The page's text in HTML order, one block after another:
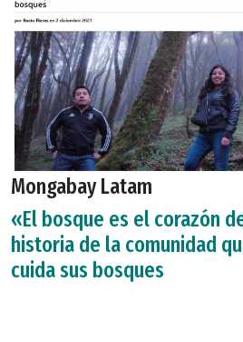
Mongabay Latam
«El bosque es el corazón
historia de la comunidad
cuida sus bosques